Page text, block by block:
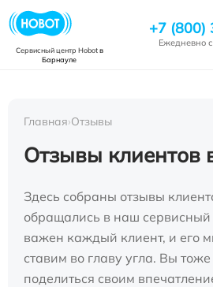
Сервисный центр Hobotв
Барнауле
+7 (800)
Ежедневно
Главная›Отзывы
Отзывы клиентов
Здесь собраны отзывы
обращались в наш сервисный
важен каждый клиент, и его
ставим во главу угла. Вы
поделиться своим